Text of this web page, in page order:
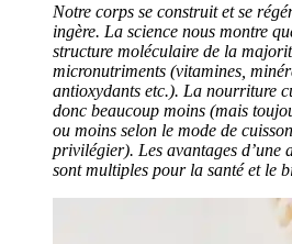
Notre corps se construit et se
ingère. La science nous montre
structure moléculaire de la
micronutriments (vitamines,
antioxydants etc.). La nourriture
donc beaucoup moins (mais
ou moins selon le mode de
privilégier). Les avantages d’une
sont multiples pour la santé et le